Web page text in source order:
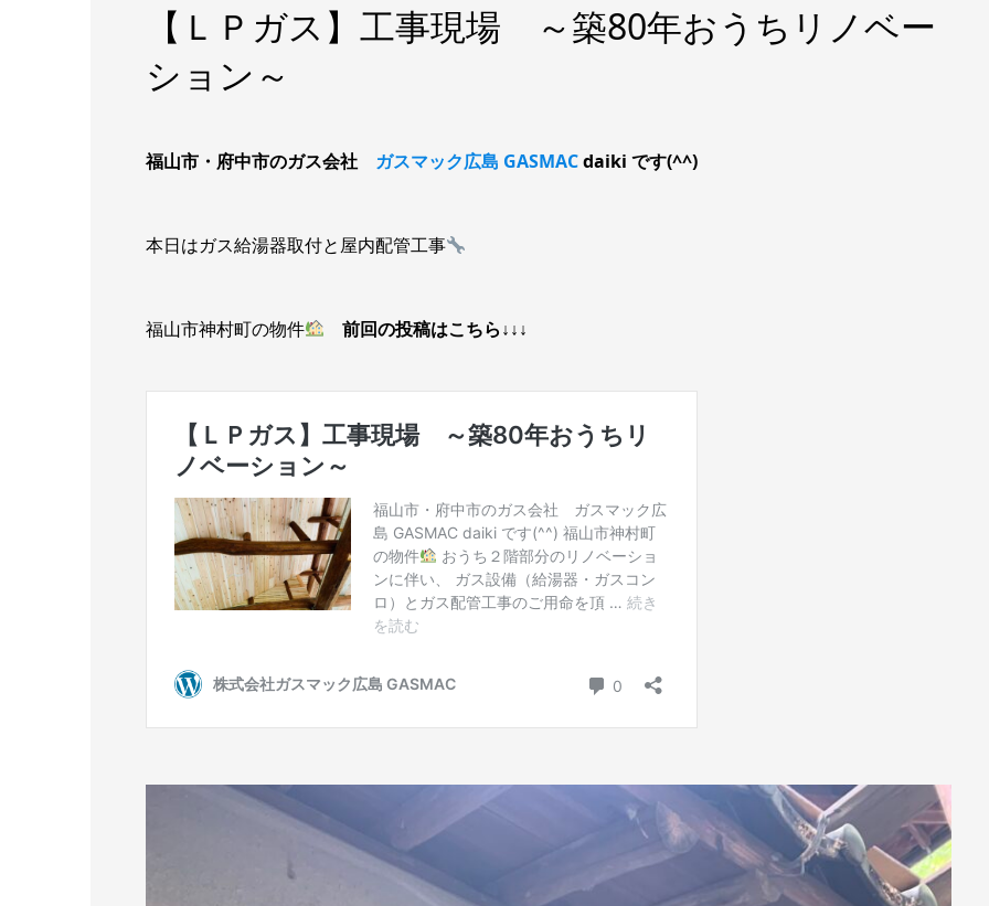
【ＬＰガス】工事現場 ～築80年おうちリノベー
ション～
福山市・府中市のガス会社 ガスマック広島 GASMACdaiki です(^^)
本日はガス給湯器取付と屋内配管工事
福山市神村町の物件 前回の投稿はこちら↓↓↓